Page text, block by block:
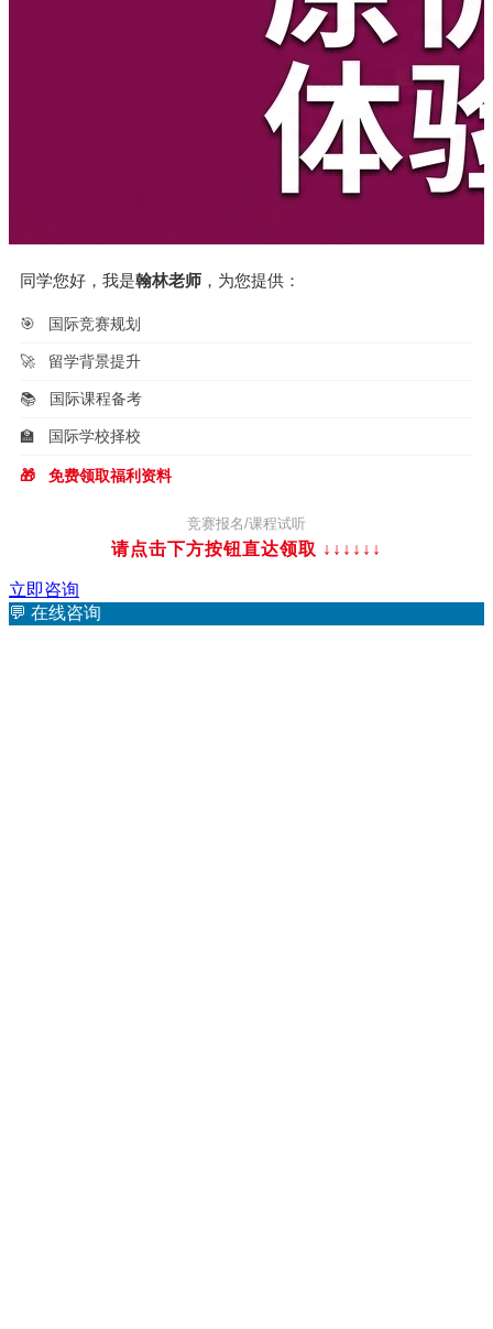
同学您好，我是翰林老师 ，为您提供：
🎯 国际竞赛规划
🚀 留学背景提升
📚 国际课程备考
🏫 国际学校择校
🎁 免费领取福利资料
竞赛报名/课程试听
请点击下方按钮直达领取 ↓↓↓ ↓↓↓
立即咨询
💬 在线咨询